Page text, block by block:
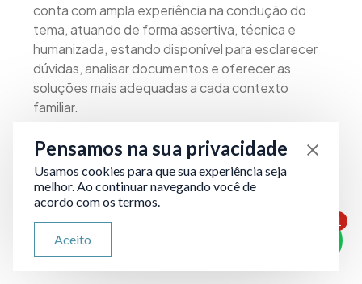
conta com ampla experiência na condução do
tema, atuando de forma assertiva, técnica e
humanizada, estando disponível para esclarecer
dúvidas, analisar documentos e oferecer as
soluções mais adequadas a cada contexto
familiar.
Se você está enfrentando esse momento e
precisa de ajuda,entre em contato imediato
com um advogado.
1
Pensamos na sua privacidade
Usamos cookies para que sua experiência seja
melhor. Ao continuar navegando você de
acordo com os termos.
Aceito